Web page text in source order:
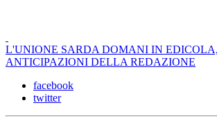
L'UNIONE SARDA DOMANI IN
ANTICIPAZIONI DELLA REDAZIONE
facebook
twitter